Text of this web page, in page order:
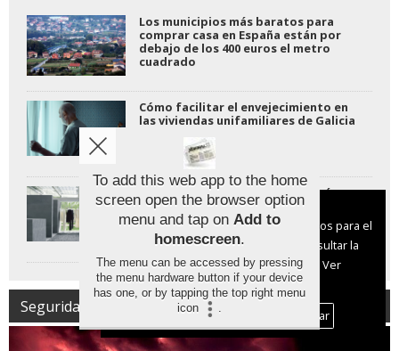
Los municipios más baratos para
comprar casa en España están por
debajo de los 400 euros el metro
cuadrado
Cómo facilitar el envejecimiento en
las viviendas unifamiliares de Galicia
Los hogares del futuro serán más
saludables y adaptables, según un
informe
Seguridad | Protección Civil
Aviso sobre el Uso de cookies:
Utilizamos cookies nuestras y de terceros para el
funcionamiento del digital. Puedes consultar la
lista de cookies y como desconectarlas.
Ver
nuestra Política de Privacidad y Cookies
Aceptar Cookies
Personalizar
To add this web app to the home
screen open the browser option
menu and tap on Add to
homescreen.
The menu can be accessed by pressing
the menu hardware button if your device
has one, or by tapping the top right menu
icon
.